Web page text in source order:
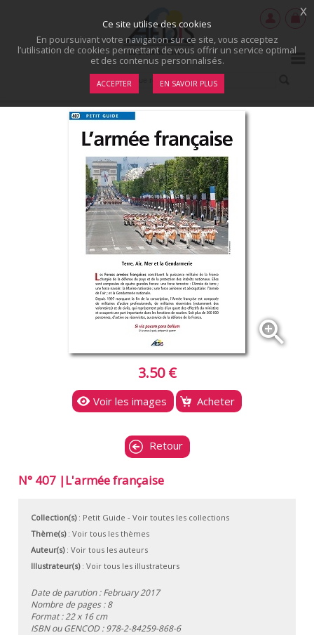
zoom_in
3.50 €
Voir les images Acheter
Retour
N° 407 |L'armée française
Collection(s): Petit Guide - Voir toutes les collections
Thème(s): Voir tous les thèmes
Auteur(s): Voir tous les auteurs
Illustrateur(s): Voir tous les illustrateurs
Date de parution : February 2017
Nombre de pages : 8
Format : 22 x 16 cm
ISBN ou GENCOD :978-2-84259-868-6
Ce site utilise des cookies
En poursuivant votre navigation sur ce site, vous acceptez
l’utilisation de cookies permettant de vous offrir un service optimal
et des contenus personnalisés.
ACCEPTER EN SAVOIR PLUS
x